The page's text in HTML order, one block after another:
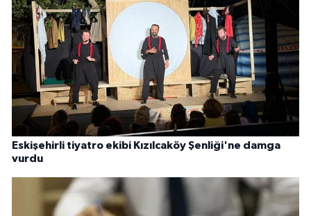
Eskişehirli tiyatro ekibi Kızılcaköy Şenliği'ne damga
vurdu